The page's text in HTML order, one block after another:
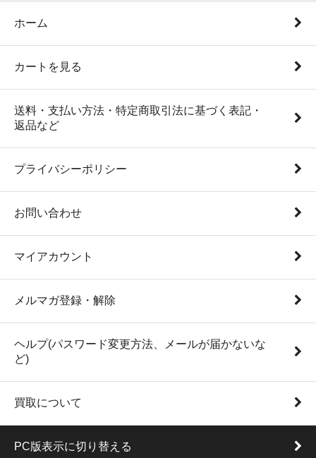
ホーム
カートを見る
送料・支払い方法・特定商取引法に基づく表記・
返品など
プライバシーポリシー
お問い合わせ
マイアカウント
メルマガ登録・解除
ヘルプ(パスワード変更方法、メールが届かないな
ど)
買取について
PC版表示に切り替える